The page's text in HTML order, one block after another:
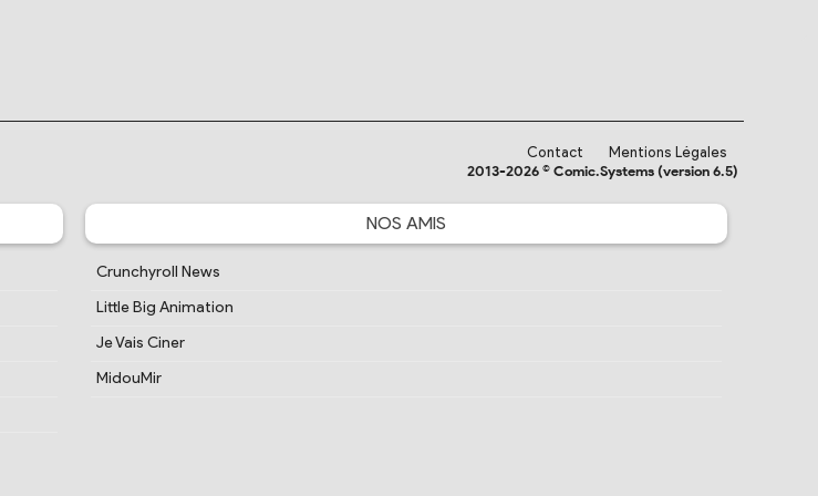
Contact
Mentions Légales
2013-2026 © Comic.Systems (version 6.5)
NOS AMIS
Crunchyroll News
Little Big Animation
Je Vais Ciner
MidouMir